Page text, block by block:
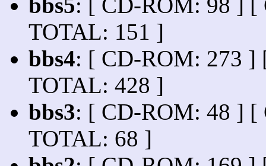
TOTAL: 151 ]
bbs4: [ CD-ROM: 273 ]
TOTAL: 428 ]
bbs3: [ CD-ROM: 48 ] [
TOTAL: 68 ]